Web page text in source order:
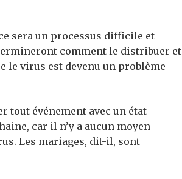
sera un processus difficile et
comment le distribuer et
le virus est devenu un problème
tout événement avec un état
car il n’y a aucun moyen
Les mariages, dit-il, sont